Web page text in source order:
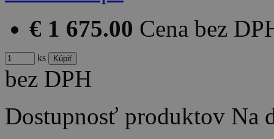
€ 1 675.00 Cena bez
ks
bez DPH
Dostupnosť produktov Na